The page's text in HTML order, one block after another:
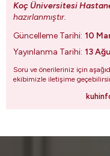
Koç Üniversitesi
hazırlanmıştır.
Güncelleme Tarihi: 10
Yayınlanma Tarihi: 13
Soru ve önerileriniz için
ekibimizle iletişime